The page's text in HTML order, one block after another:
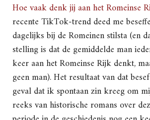
Hoe vaak denk jij aan het Romeinse
recente TikTok-trend deed me
dagelijks bij de Romeinen stilsta (en
stelling is dat de gemiddelde man
keer aan het Romeinse Rijk denkt,
geen man). Het resultaat van dat
geval dat ik spontaan zin kreeg om
reeks van historische romans over